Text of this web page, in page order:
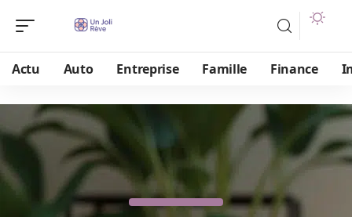
Actu Auto Entreprise Famille Finance